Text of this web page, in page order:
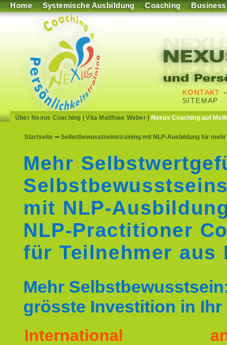
Home Systemische Ausbildung Coaching Business
KONTAKT
SITEMAP
Über Nexus Coaching |Vita Matthias Weber| Nexus Coaching auf
Startseite ⇒ Selbstbewusstseinstraining mit NLP-Ausbildung für
Mehr
mit NLP-
NLP-Practitioner
für Teilnehmer aus
Mehr
grösste Investition in Ihr
International